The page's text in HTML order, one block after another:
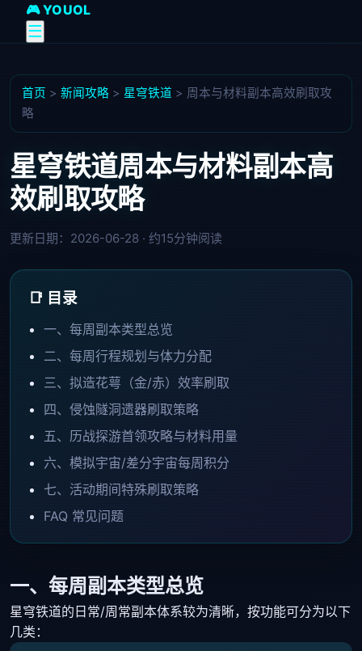
🎮 YOUOL
☰
首页 > 新闻攻略 > 星穹铁道 > 周本与材料副本高效刷取攻
略
星穹铁道周本与材料副本高
效刷取攻略
更新日期：2026-06-28 · 约15分钟阅读
📑 目录
一、每周副本类型总览
二、每周行程规划与体力分配
三、拟造花萼（金/赤）效率刷取
四、侵蚀隧洞遗器刷取策略
五、历战探游首领攻略与材料用量
六、模拟宇宙/差分宇宙每周积分
七、活动期间特殊刷取策略
FAQ 常见问题
一、每周副本类型总览
星穹铁道的日常/周常副本体系较为清晰，按功能可分为以下
几类：